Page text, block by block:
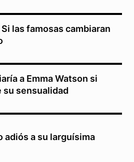
las famosas cambiaran
a Emma Watson si
su sensualidad
adiós a su larguísima